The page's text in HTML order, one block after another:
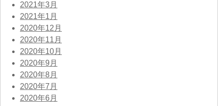
2021年3月
2021年1月
2020年12月
2020年11月
2020年10月
2020年9月
2020年8月
2020年7月
2020年6月